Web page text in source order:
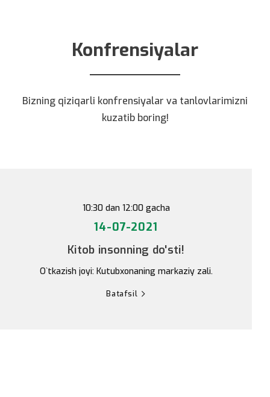
Konfrensiyalar
Bizning qiziqarli konfrensiyalar va tanlovlarimizni
kuzatib boring!
10:30 dan 12:00 gacha
14-07-2021
Kitob insonning do'sti!
O`tkazish joyi: Kutubxonaning markaziy zali.
Batafsil